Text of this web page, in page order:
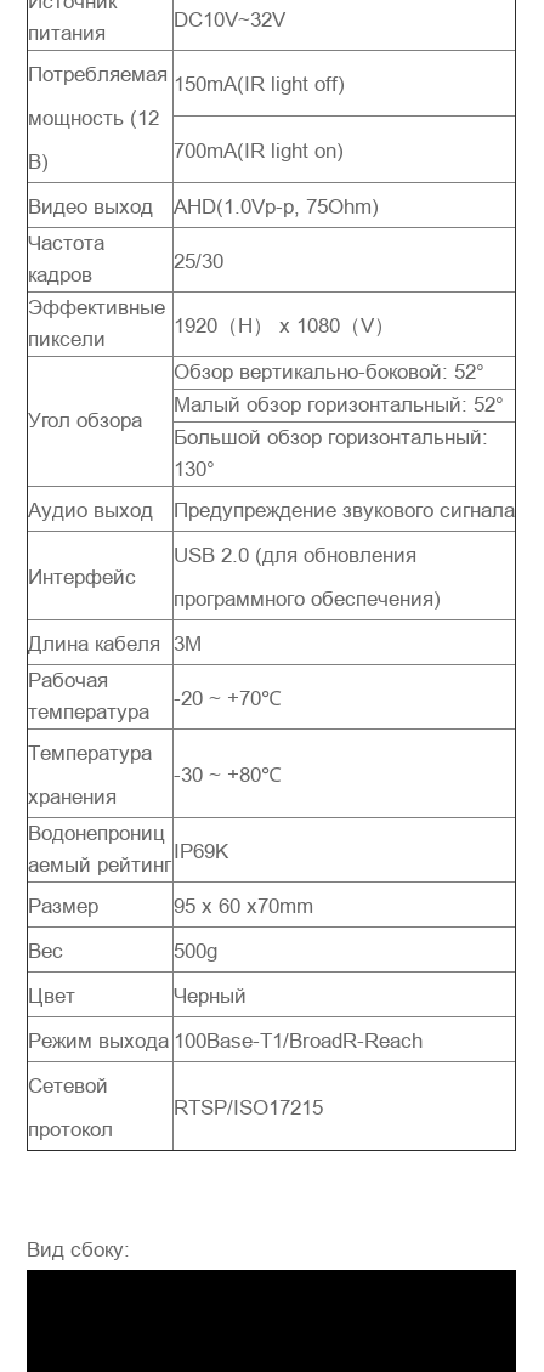
питания
DC10V~32V
Потребляемая
мощность (12
В)
150mA(IR light off)
700mA(IR light on)
Видео выход
AHD(1.0Vp-p, 75Ohm)
Частота
кадров
25/30
Эффективные
пиксели
1920（H） x 1080（V）
Угол обзора
Обзор вертикально-боковой: 52°
Малый обзор горизонтальный: 52°
Большой обзор горизонтальный:
130°
Аудио выход
Предупреждение звукового сигнала
Интерфейс
USB 2.0 (для обновления
программного обеспечения)
Длина кабеля
3M
Рабочая
температура
-20 ~ +70℃
Температура
хранения
-30 ~ +80℃
Водонепрониц
аемый рейтинг
IP69K
Размер
95 x 60 x70mm
Вес
500g
Цвет
Черный
Режим выхода 100Base-T1/BroadR-Reach
Сетевой
протокол
RTSP/ISO17215
Вид сбоку: